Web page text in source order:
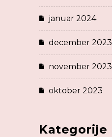
januar 2024
december 2023
november 2023
oktober 2023
Kategorije